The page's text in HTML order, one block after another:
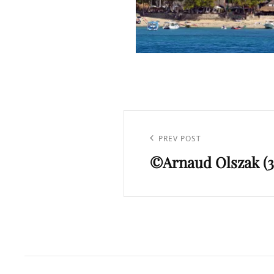
l’article
Previous
Post
PREV POST
©Arnaud Olszak